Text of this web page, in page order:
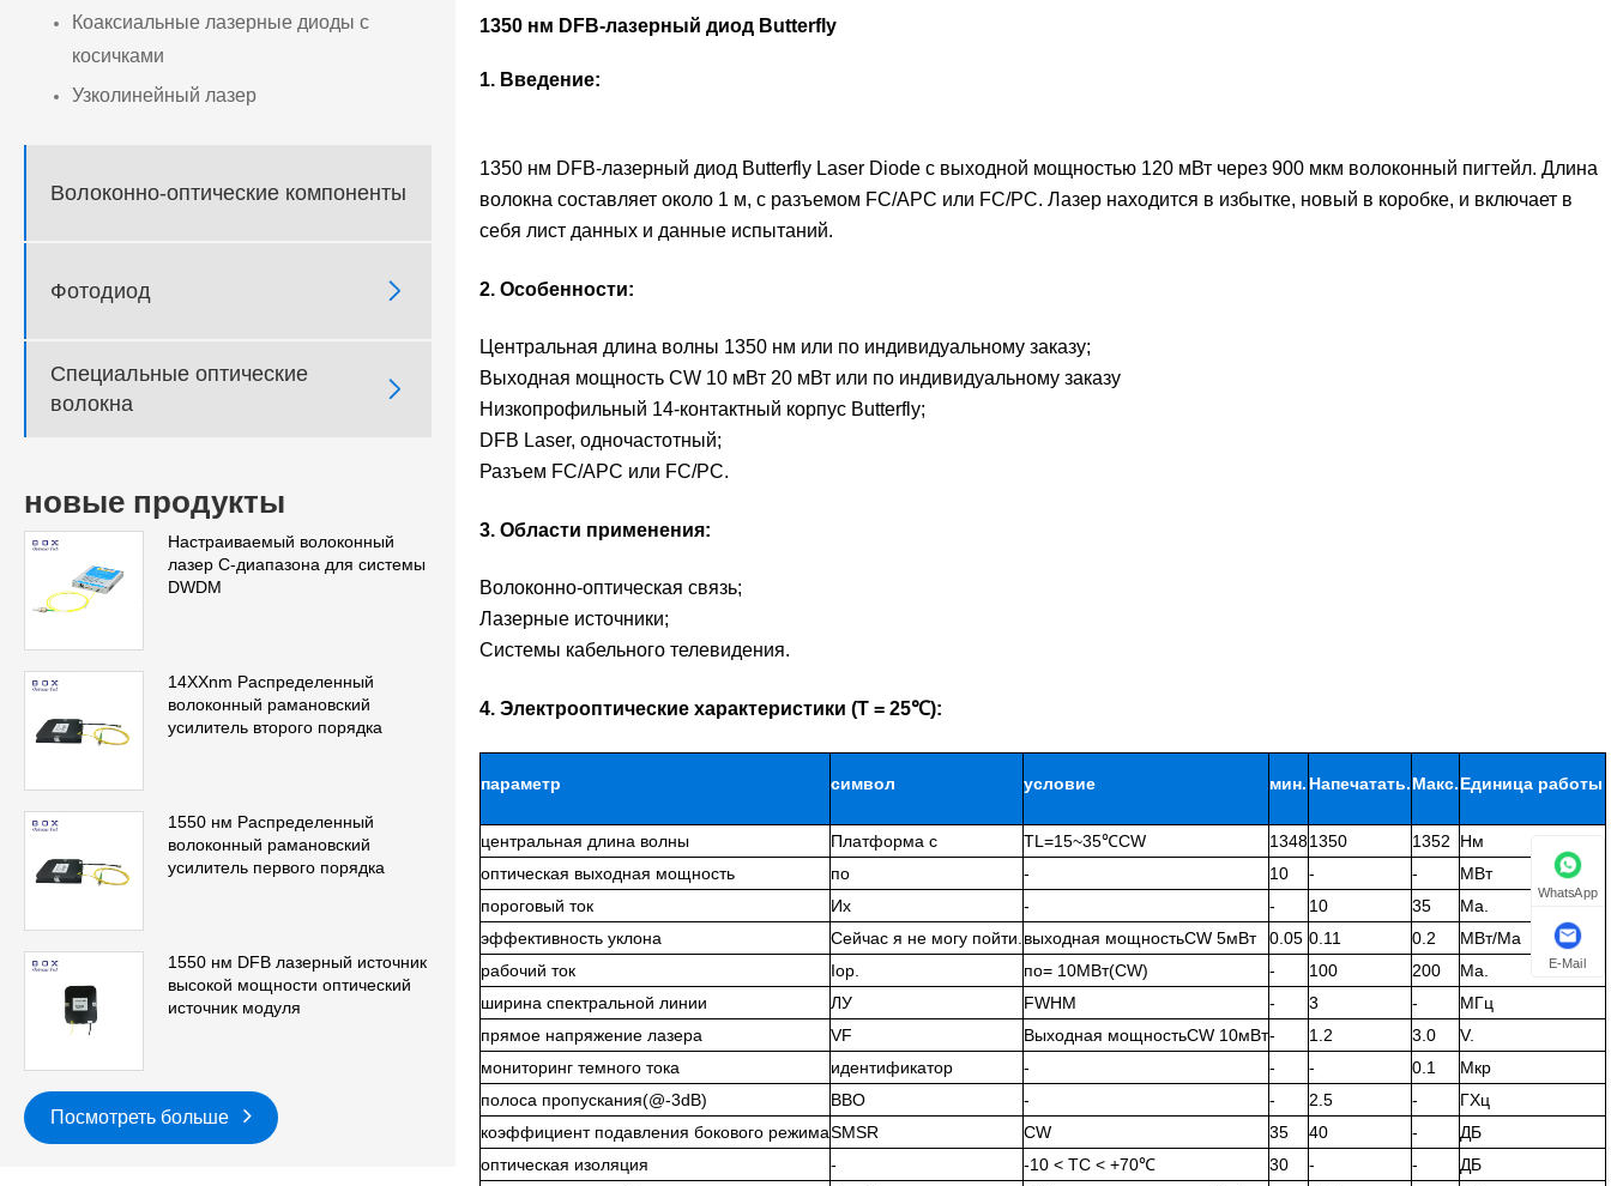
Коаксиальные лазерные диоды с
косичками
Узколинейный лазер
Волоконно-оптические компоненты
Фотодиод 
Специальные оптические
волокна

новые продукты
Настраиваемый волоконный
лазер C-диапазона для системы
DWDM
14XXnm Распределенный
волоконный рамановский
усилитель второго порядка
1550 нм Распределенный
волоконный рамановский
усилитель первого порядка
1550 нм DFB лазерный источник
высокой мощности оптический
источник модуля
Посмотреть больше
1350 нм DFB-лазерный диод Butterfly
1. Введение:
1350 нм DFB-лазерный диод Butterfly Laser Diode с выходной мощностью 120 мВт через 900 мкм волоконный пигтейл. Длина
волокна составляет около 1 м, с разъемом FC/APC или FC/PC. Лазер находится в избытке, новый в коробке, и включает в
себя лист данных и данные испытаний.
2. Особенности:
Центральная длина волны 1350 нм или по индивидуальному заказу;
Выходная мощность CW 10 мВт 20 мВт или по индивидуальному заказу
Низкопрофильный 14-контактный корпус Butterfly;
DFB Laser, одночастотный;
Разъем FC/APC или FC/PC.
3. Области применения:
Волоконно-оптическая связь;
Лазерные источники;
Системы кабельного телевидения.
4. Электрооптические характеристики (T = 25℃):
параметр символ условие мин. Напечатать.Макс.Единица работы
центральная длина волны Платформа с TL=15~35℃CW 13481350 1352
Нм
оптическая выходная мощность
по - 10 - -
МВт
пороговый ток
Их - - 10 35
Ма.
эффективность уклона
Сейчас я не могу пойти. выходная мощностьCW 5мВт 0.05 0.11 0.2
МВт/Ма
рабочий ток
Iop. по= 10МВт(CW) - 100 200
Ма.
ширина спектральной линии
ЛУ FWHM - 3 -
МГц
прямое напряжение лазера
VF Выходная мощностьCW 10мВт- 1.2 3.0
V.
мониторинг темного тока
идентификатор - - - 0.1
Мкр
полоса пропускания(@-3dB)
ВВО - - 2.5 -
ГХц
коэффициент подавления бокового режимаSMSR CW 35 40 -
ДБ
оптическая изоляция
- -10 < TC < +70℃ 30 - -
ДБ
WhatsApp
E-Mail